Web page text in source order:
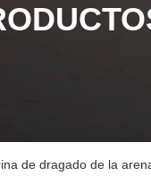
de dragado de la